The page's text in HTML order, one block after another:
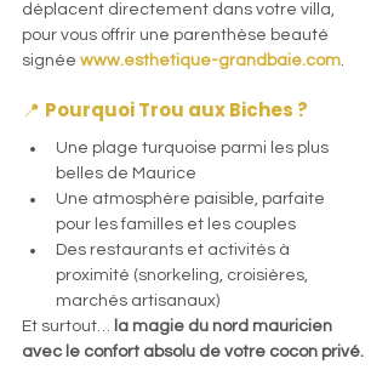
déplacent directement dans votre villa,
pour vous offrir une parenthèse beauté
signée www.esthetique-grandbaie.com.
📍 Pourquoi Trou aux Biches ?
Une plage turquoise parmi les plus
belles de Maurice
Une atmosphère paisible, parfaite
pour les familles et les couples
Des restaurants et activités à
proximité (snorkeling, croisières,
marchés artisanaux)
Et surtout… la magie du nord mauricien
avec le confort absolu de votre cocon privé.